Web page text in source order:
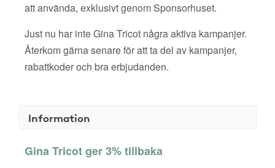
att använda, exklusivt genom Sponsorhuset.
Just nu har inte Gina Tricot några aktiva kampanjer.
Återkom gärna senare för att ta del av kampanjer,
rabattkoder och bra erbjudanden.
Information
Gina Tricot ger 3% tillbaka